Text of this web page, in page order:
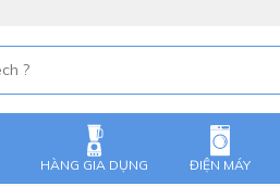
HÀNG GIA DỤNG ĐIỆN MÁY